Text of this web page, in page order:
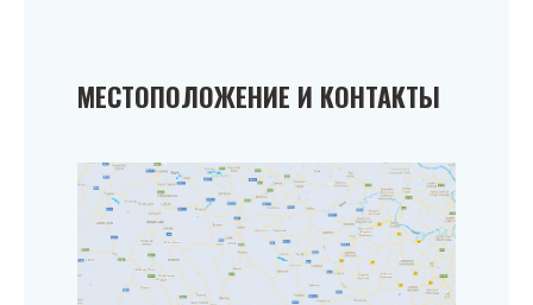
МЕСТОПОЛОЖЕНИЕ И КОНТАКТЫ